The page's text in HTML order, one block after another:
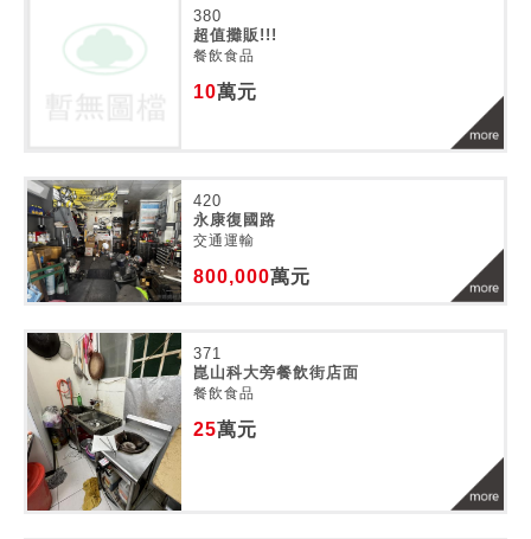
380
超值攤販!!!
餐飲食品
10萬元
420
永康復國路
交通運輸
800,000萬元
371
崑山科大旁餐飲街店面
餐飲食品
25萬元